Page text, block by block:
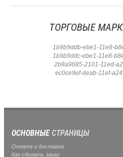
ТОРГОВЫЕ
1b9b9ddb-ebe1-11e8-
1b9b9ddc-ebe1-11e8-
2b8a9685-2101-11ed-
ec0ce9ef-deab-11ef-
ОСНОВНЫЕСТРАНИЦЫ
Оплата и доставка
Как сделать заказ